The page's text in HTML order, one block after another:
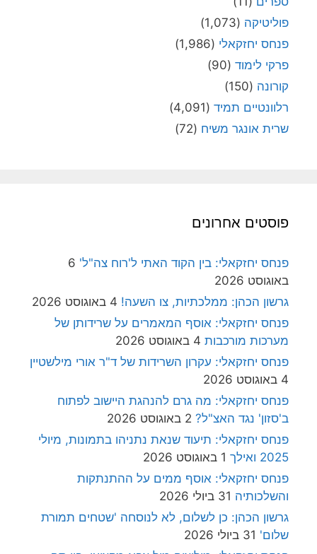
פוליטיקה (1,073)
פנחס יחזקאלי (1,986)
פרקי לימוד (90)
קורונה (150)
רלוונטיים תמיד (4,091)
שרית אונגר משיח (72)
פוסטים אחרונים
פנחס יחזקאלי: בין הקוד האתי ל'רוח צה"ל' 6
באוגוסט 2026
גרשון הכהן: ממלכתיות, צו השעה! 4 באוגוסט 2026
פנחס יחזקאלי: אוסף המאמרים על שרידותן של
מערכות מורכבות 4 באוגוסט 2026
פנחס יחזקאלי: עקרון השרידות של ד"ר אורי מילשטיין
4 באוגוסט 2026
פנחס יחזקאלי: מה גרם להנהגת היישוב לפתוח
ב'סזון' נגד האצ"ל? 2 באוגוסט 2026
פנחס יחזקאלי: תיעוד שנאת נתניהו בתמונות, מיולי
2025 ואילך
1 באוגוסט 2026
פנחס יחזקאלי: אוסף ממים על ההתנתקות
והשלכותיה 31 ביולי 2026
גרשון הכהן: כן לשלום, לא לנוסחה 'שטחים תמורת
שלום' 31 ביולי 2026